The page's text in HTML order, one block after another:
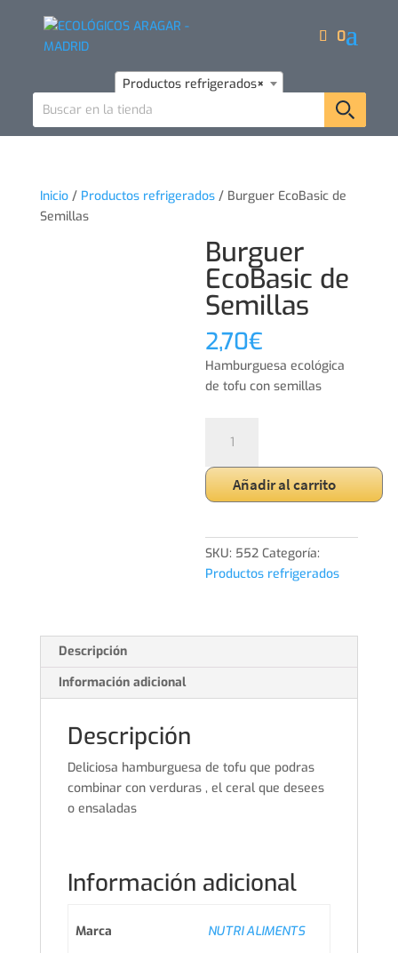
0
×
Productos refrigerados
Inicio/ Productos refrigerados/ Burguer EcoBasic de
Semillas
Burguer
EcoBasic de
Semillas
2,70€
Hamburguesa ecológica
de tofu con semillas
EcoBasic
de
SemillasAñadir al carrito
SKU: 552 Categoría:
Productos refrigerados
Descripción
Información adicional
Descripción
Deliciosa hamburguesa de tofu que podras
combinar con verduras , el ceral que desees
o ensaladas
Información adicional
Marca NUTRI ALIMENTS